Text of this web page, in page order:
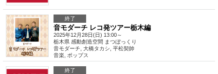
終了
音モダーチ レコ発ツアー栃木編
2025年12月28日(日) 13:00～
栃木県 感動創造空間 まつぼっくり
音モダーチ, 大橋タカシ, 平松契帥
音楽
ポップス
終了